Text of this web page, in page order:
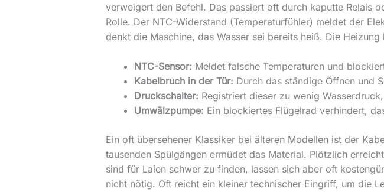
verweigert den Befehl. Das passiert oft durch kaputte Relais
Rolle. Der NTC-Widerstand (Temperaturfühler) meldet der
denkt die Maschine, das Wasser sei bereits heiß. Die Heizung
NTC-Sensor: Meldet falsche Temperaturen und
Kabelbruch in der Tür: Durch das ständige Öffnen und
Druckschalter: Registriert dieser zu wenig
Umwälzpumpe: Ein blockiertes Flügelrad verhindert,
Ein oft übersehener Klassiker bei älteren Modellen ist der
tausenden Spülgängen ermüdet das Material. Plötzlich
sind für Laien schwer zu finden, lassen sich aber oft
nicht nötig. Oft reicht ein kleiner technischer Eingriff, um die